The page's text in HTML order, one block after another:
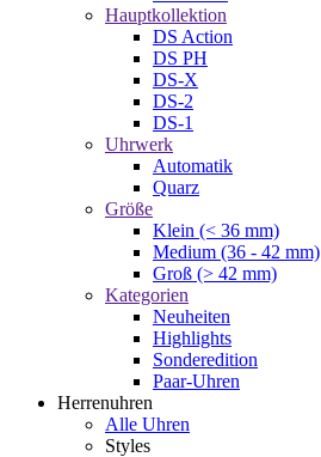
Hauptkollektion
DS Action
DS PH
DS-X
DS-2
DS-1
Uhrwerk
Automatik
Quarz
Größe
Klein (< 36 mm)
Medium (36 - 42 mm)
Groß (> 42 mm)
Kategorien
Neuheiten
Highlights
Sonderedition
Paar-Uhren
Herrenuhren
Alle Uhren
Styles